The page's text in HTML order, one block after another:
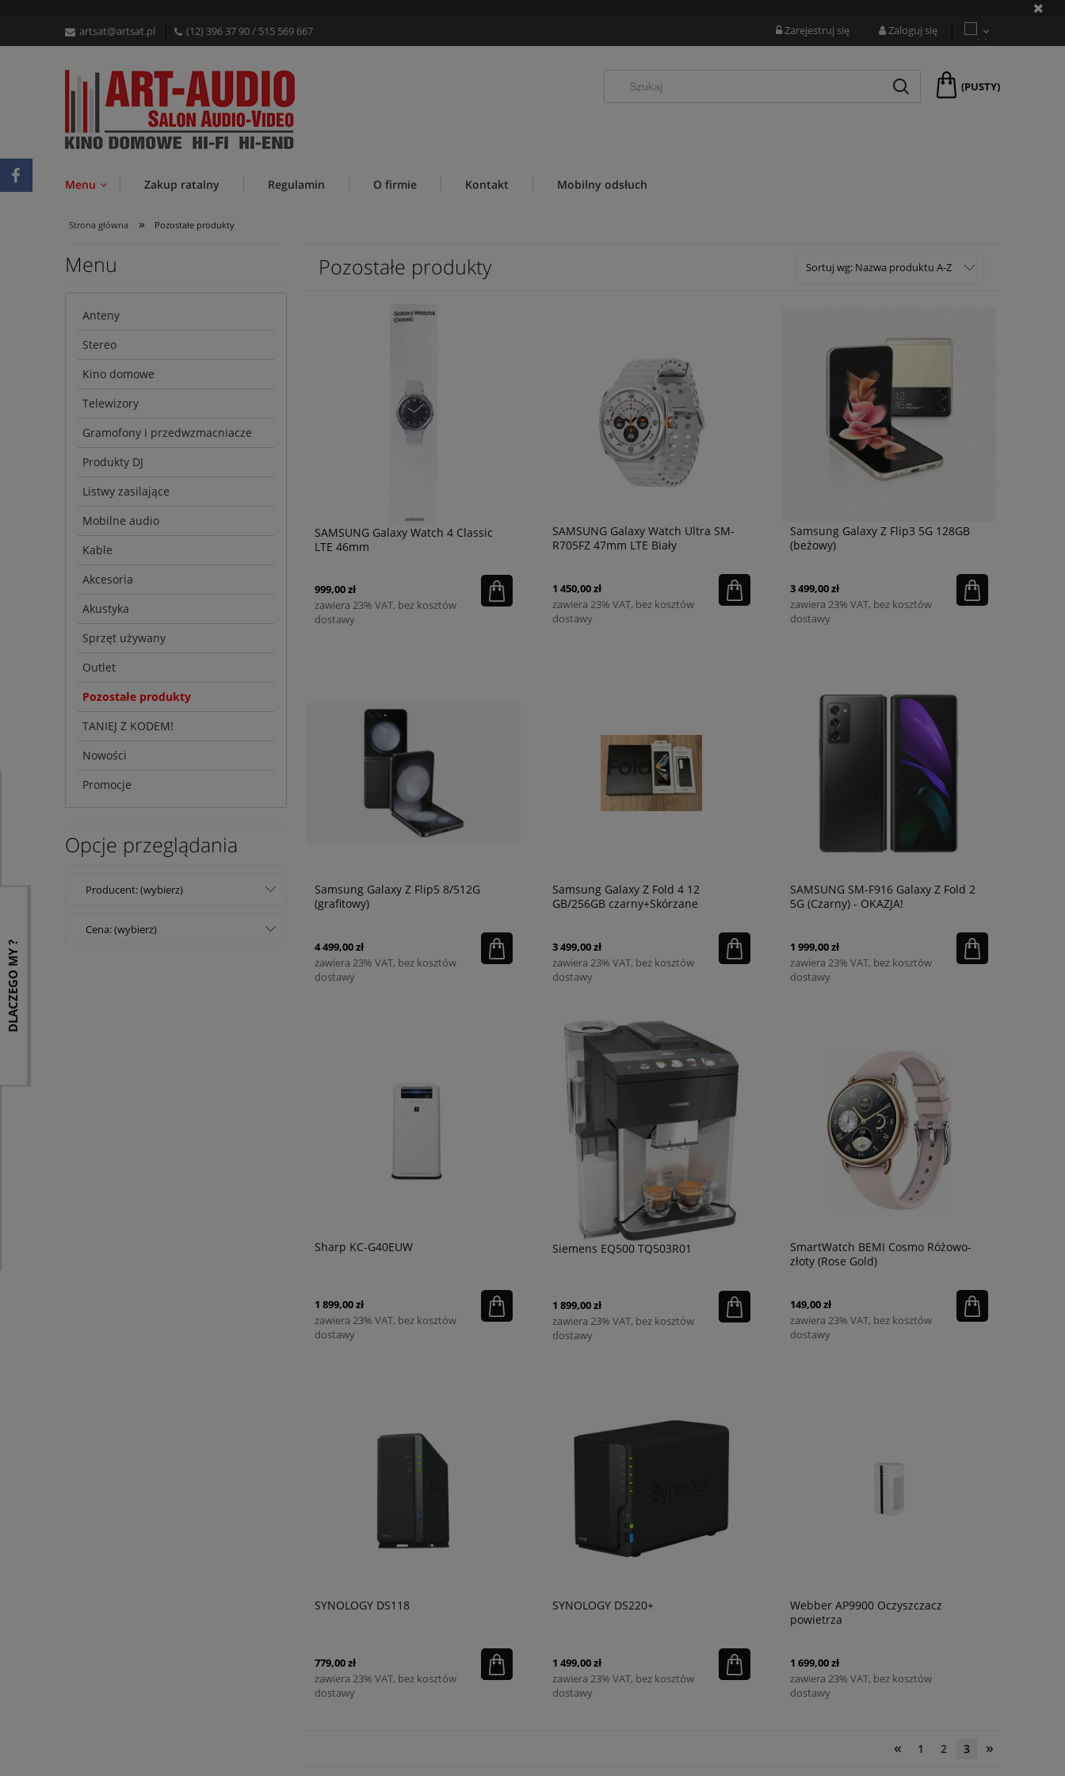
artsat@artsat.pl (12) 396 37 90/ 515 569 667 Zarejestruj się Zaloguj się
(PUSTY)
Menu Zakup ratalny Regulamin O firmie Kontakt Mobilny odsłuch
Strona główna » Pozostałe produkty
Menu
Anteny
Stereo
Kino domowe
Telewizory
Gramofony i przedwzmacniacze
Produkty DJ
Listwy zasilające
Mobilne audio
Kable
Akcesoria
Akustyka
Sprzęt używany
Outlet
Pozostałe produkty
TANIEJ Z KODEM!
Nowości
Promocje
Opcje przeglądania
Producent: (wybierz)
Cena: (wybierz)
Pozostałe produkty Sortuj wg: Nazwa produktu A-Z
SAMSUNG Galaxy Watch 4 Classic
LTE 46mm
999,00 zł
zawiera 23% VAT, bez kosztów
dostawy
SAMSUNG Galaxy Watch Ultra SM-
R705FZ 47mm LTE Biały
1 450,00 zł
zawiera 23% VAT, bez kosztów
dostawy
Samsung Galaxy Z Flip3 5G 128GB
(beżowy)
3 499,00 zł
zawiera 23% VAT, bez kosztów
dostawy
Samsung Galaxy Z Flip5 8/512G
(grafitowy)
4 499,00 zł
zawiera 23% VAT, bez kosztów
dostawy
Samsung Galaxy Z Fold 4 12
GB/256GB czarny+Skórzane
3 499,00 zł
zawiera 23% VAT, bez kosztów
dostawy
SAMSUNG SM-F916 Galaxy Z Fold 2
5G (Czarny) - OKAZJA!
1 999,00 zł
zawiera 23% VAT, bez kosztów
dostawy
Sharp KC-G40EUW
1 899,00 zł
zawiera 23% VAT, bez kosztów
dostawy
Siemens EQ500 TQ503R01
1 899,00 zł
zawiera 23% VAT, bez kosztów
dostawy
SmartWatch BEMI Cosmo Różowo-
złoty (Rose Gold)
149,00 zł
zawiera 23% VAT, bez kosztów
dostawy
SYNOLOGY DS118
779,00 zł
zawiera 23% VAT, bez kosztów
dostawy
SYNOLOGY DS220+
1 499,00 zł
zawiera 23% VAT, bez kosztów
dostawy
Webber AP9900 Oczyszczacz
powietrza
1 699,00 zł
zawiera 23% VAT, bez kosztów
dostawy
« 1 2 3 »
DLACZEGO MY ?